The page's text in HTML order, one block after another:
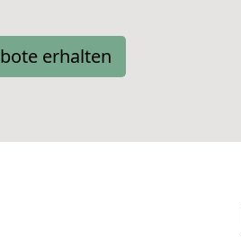
erhalten